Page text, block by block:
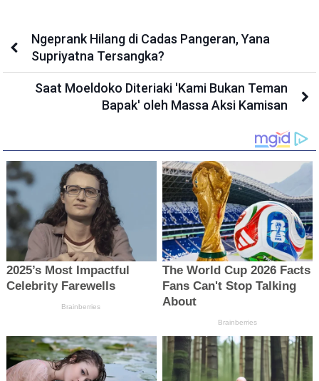
Ngeprank Hilang di Cadas Pangeran, Yana
Supriyatna Tersangka?
Saat Moeldoko Diteriaki 'Kami Bukan Teman
Bapak' oleh Massa Aksi Kamisan